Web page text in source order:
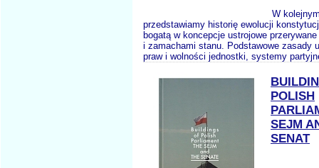
W
przedstawiamy historię ewolucji
bogatą w koncepcje ustrojowe
i zamachami stanu. Podstawowe zasady
praw i wolności jednostki, systemy
POLISH
SEJM
SENAT